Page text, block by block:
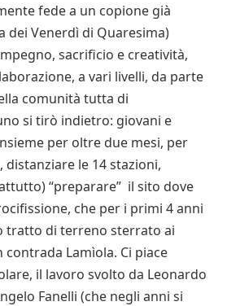
fede a un copione già
dei Venerdì di Quaresima)
sacrificio e creatività,
a vari livelli, da parte
comunità tutta di
si tirò indietro: giovani e
per oltre due mesi, per
le 14 stazioni,
“preparare” il sito dove
che per i primi 4 anni
tratto di terreno sterrato ai
contrada Lamìola. Ci piace
il lavoro svolto da Leonardo
Fanelli (che negli anni si